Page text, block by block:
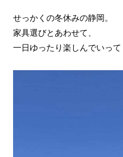
せっかくの冬休みの静岡。
家具選びとあわせて、
一日ゆったり楽しんでいって